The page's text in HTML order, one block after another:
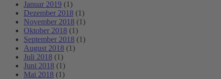
Januar 2019 (1)
Dezember 2018 (1)
November 2018 (1)
Oktober 2018 (1)
September 2018 (1)
August 2018 (1)
Juli 2018 (1)
Juni 2018 (1)
Mai 2018 (1)